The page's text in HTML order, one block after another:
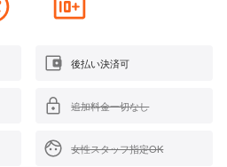
後払い決済可
追加料金一切なし
女性スタッフ指定OK